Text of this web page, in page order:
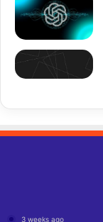
3 weeks ago